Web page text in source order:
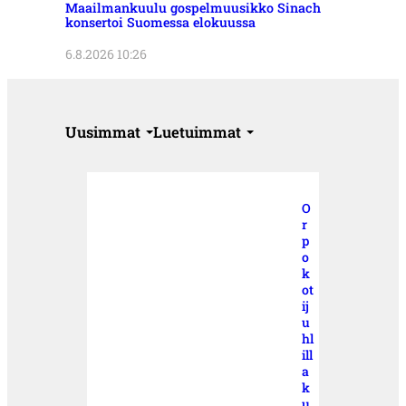
Maailmankuulu gospelmuusikko Sinach
konsertoi Suomessa elokuussa
6.8.2026 10:26
Uusimmat Luetuimmat
O
r
p
o
k
ot
ij
u
hl
ill
a
k